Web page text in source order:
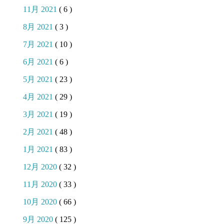
11月 2021 ( 6 )
8月 2021 ( 3 )
7月 2021 ( 10 )
6月 2021 ( 6 )
5月 2021 ( 23 )
4月 2021 ( 29 )
3月 2021 ( 19 )
2月 2021 ( 48 )
1月 2021 ( 83 )
12月 2020 ( 32 )
11月 2020 ( 33 )
10月 2020 ( 66 )
9月 2020 ( 125 )